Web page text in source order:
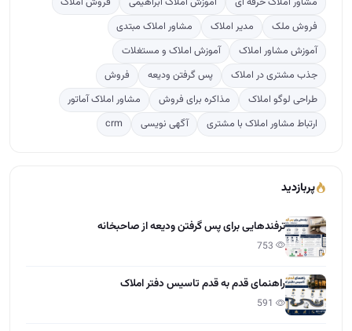
فروش ملک
مدیر املاک
مشاور املاک مبتدی
آموزش مشاور املاک
آموزش املاک و مستغلات
جذب مشتری در املاک
پس گرفتن ودیعه
فروش
طراحی لوگو املاک
مذاکره برای فروش
مشاور املاک آماتور
ارتباط مشاور املاک با مشتری
آگهی نویسی crm
پربازدید
ترفندهایی برای پس گرفتن ودیعه از صاحبخانه
راهنمای قدم به قدم تاسیس دفتر املاک